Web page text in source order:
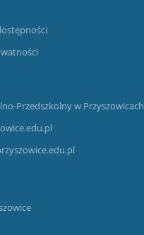
Przedszkolny w Przyszowicach